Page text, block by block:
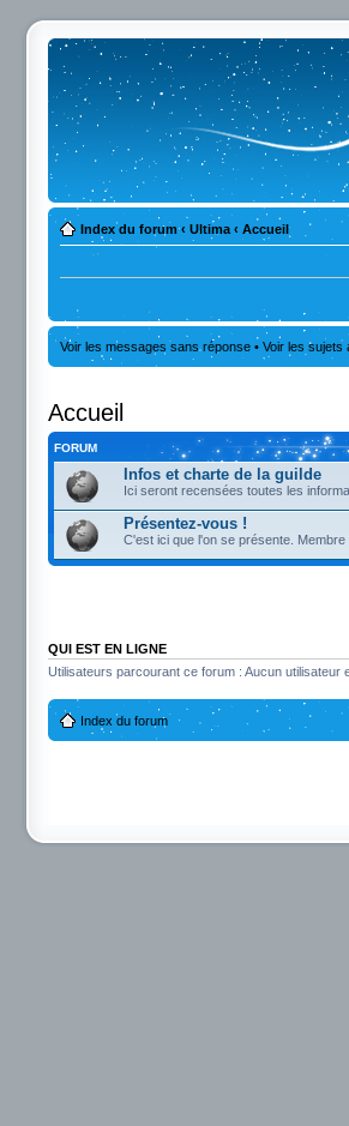
Index du forum ‹ Ultima ‹ Accueil
Voir les messages sans réponse • Voir les sujets
Accueil
FORUM
Infos et charte de la guilde
Ici seront recensées toutes les
Présentez-vous !
C'est ici que l'on se présente.
QUI EST EN LIGNE
Utilisateurs parcourant ce forum : Aucun utilisateur
Index du forum